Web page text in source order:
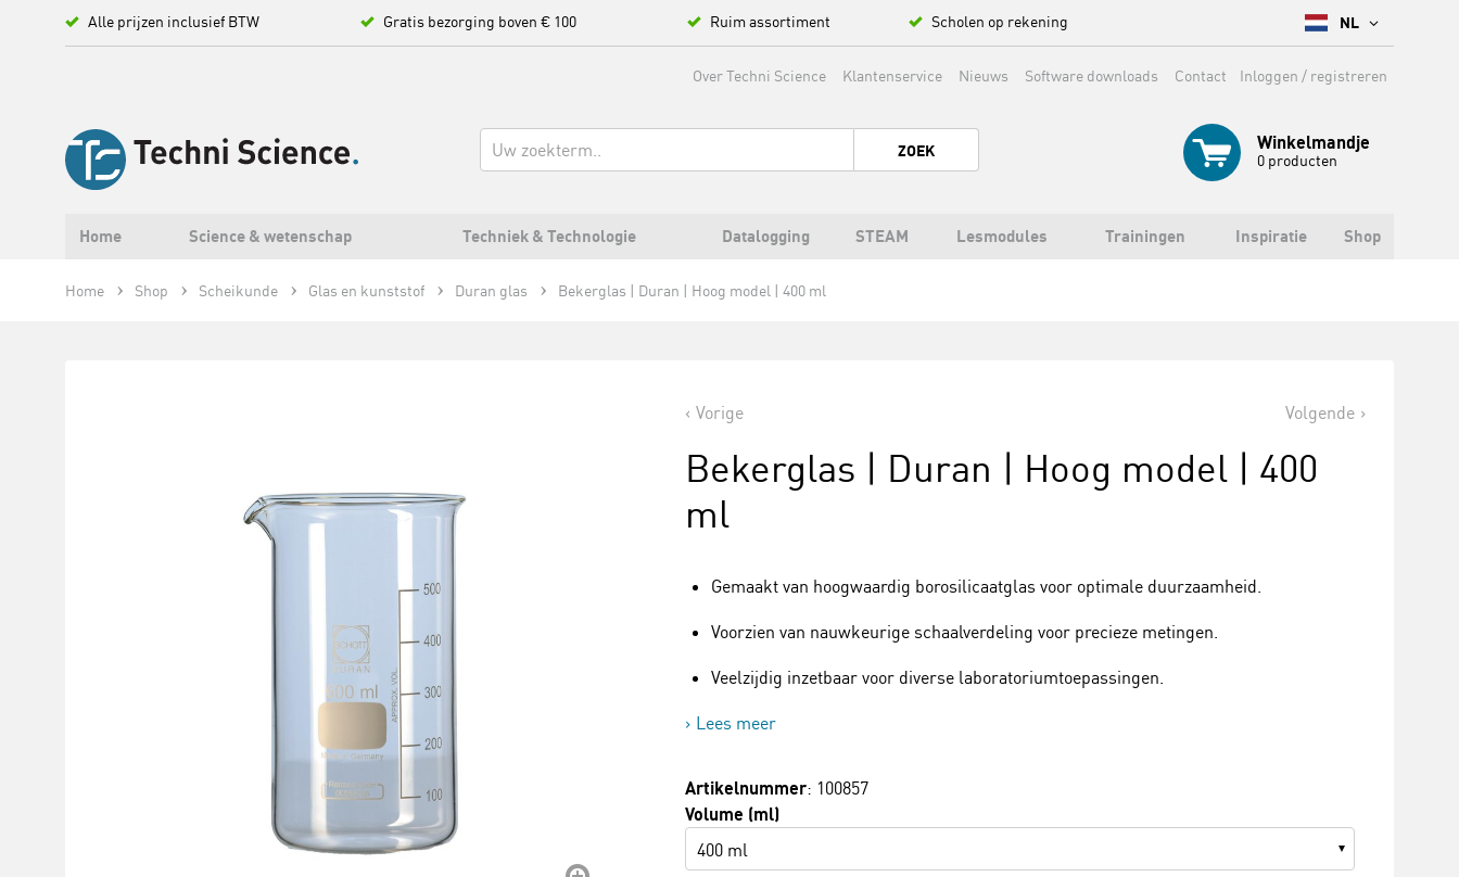
Alle prijzen inclusief BTW Gratis bezorging boven € 100 Ruim assortiment Scholen op rekening NL
Inloggen / registreren
Over Techni Science Klantenservice Nieuws Software downloads Contact
Winkelmandje
0 producten
ZOEK
Home Science & wetenschap Techniek & Technologie Datalogging STEAM Lesmodules Trainingen Inspiratie Shop
Home Shop Scheikunde Glas en kunststof Duran glas Bekerglas | Duran | Hoog model | 400 ml
Vorige Volgende
Bekerglas | Duran | Hoog model | 400
ml
Gemaakt van hoogwaardig borosilicaatglas voor optimale duurzaamheid.
Voorzien van nauwkeurige schaalverdeling voor precieze metingen.
Veelzijdig inzetbaar voor diverse laboratoriumtoepassingen.
Lees meer
Artikelnummer: 100857
Volume (ml)
400 ml